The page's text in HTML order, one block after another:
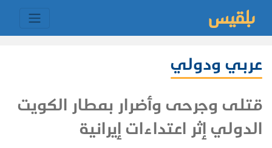
عربي ودولي
قتلى وجرحى وأضرار بمطار الكويت
الدولي إثر اعتداءات إيرانية